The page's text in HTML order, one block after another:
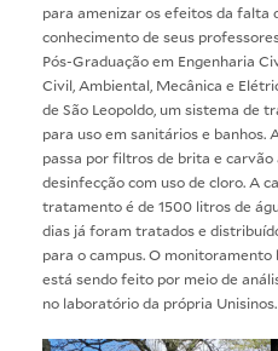
para amenizar os efeitos da falta
conhecimento de seus
Pós-Graduação em Engenharia
Civil, Ambiental, Mecânica e
de São Leopoldo, um sistema de
para uso em sanitários e banhos.
passa por filtros de brita e carvão
desinfecção com uso de cloro. A
tratamento é de 1500 litros de
dias já foram tratados e
para o campus. O monitoramento
está sendo feito por meio de
no laboratório da própria Unisinos.